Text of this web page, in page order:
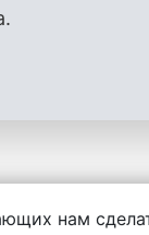
нам